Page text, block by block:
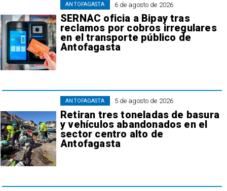
6 de agosto de 2026
SERNAC oficia a Bipay tras
reclamos por cobros irregulares
en el transporte público de
Antofagasta
ANTOFAGASTA
5 de agosto de 2026
Retiran tres toneladas de basura
y vehículos abandonados en el
sector centro alto de
Antofagasta
ANTOFAGASTA